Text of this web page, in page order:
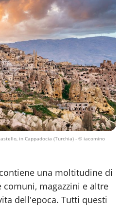
in Cappadocia (Turchia) - © iacomino
contiene una moltitudine di
comuni, magazzini e altre
dell'epoca. Tutti questi